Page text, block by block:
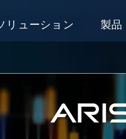
リューション 製品